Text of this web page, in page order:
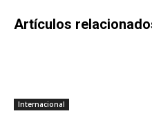
Artículos
Internacional